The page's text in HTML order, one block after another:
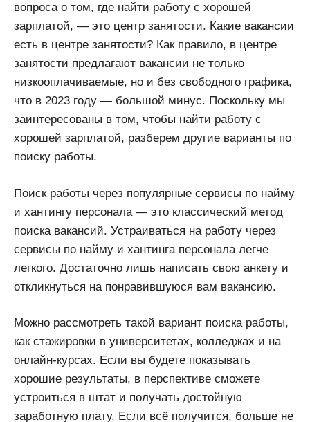
вопроса о том, где найти работу с хорошей
зарплатой, — это центр занятости. Какие вакансии
есть в центре занятости? Как правило, в центре
занятости предлагают вакансии не только
низкооплачиваемые, но и без свободного графика,
что в 2023 году — большой минус. Поскольку мы
заинтересованы в том, чтобы найти работу с
хорошей зарплатой, разберем другие варианты по
поиску работы.
Поиск работы через популярные сервисы по найму
и хантингу персонала — это классический метод
поиска вакансий. Устраиваться на работу через
сервисы по найму и хантинга персонала легче
легкого. Достаточно лишь написать свою анкету и
откликнуться на понравившуюся вам вакансию.
Можно рассмотреть такой вариант поиска работы,
как стажировки в университетах, колледжах и на
онлайн-курсах. Если вы будете показывать
хорошие результаты, в перспективе сможете
устроиться в штат и получать достойную
заработную плату. Если всё получится, больше не